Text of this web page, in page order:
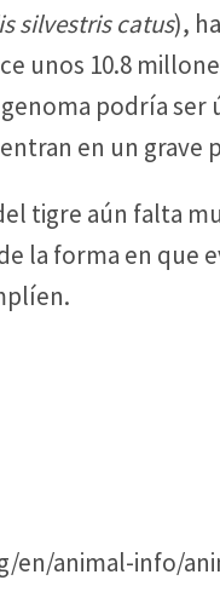
silvestris catus),
unos 10.8
podría ser
en un grave
tigre aún falta
la forma en que
en/animal-info/